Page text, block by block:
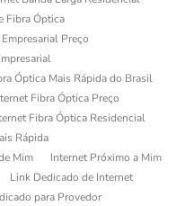
Fibra Óptica
Preço
Óptica Mais Rápida do Brasil
Fibra Óptica Preço
Fibra Óptica Residencial
Rápida
Mim
Internet Próximo a Mim
Link Dedicado de Internet
para Provedor